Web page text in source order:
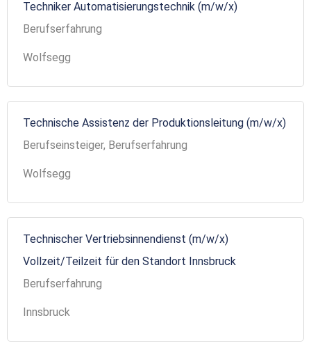
Techniker Automatisierungstechnik (m/w/x)
Berufserfahrung
Wolfsegg
Technische Assistenz der Produktionsleitung (m/w/x)
Berufseinsteiger, Berufserfahrung
Wolfsegg
Technischer Vertriebsinnendienst (m/w/x)
Vollzeit/Teilzeit für den Standort Innsbruck
Berufserfahrung
Innsbruck